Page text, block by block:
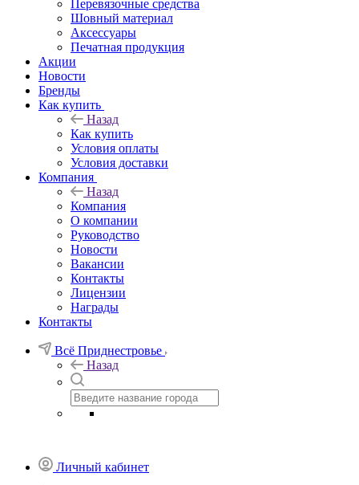
Перевязочные средства
Шовный материал
Аксессуары
Печатная продукция
Акции
Новости
Бренды
Как купить
Назад
Как купить
Условия оплаты
Условия доставки
Компания
Назад
Компания
О компании
Руководство
Новости
Вакансии
Контакты
Лицензии
Награды
Контакты
Всё Приднестровье
Назад
Личный кабинет